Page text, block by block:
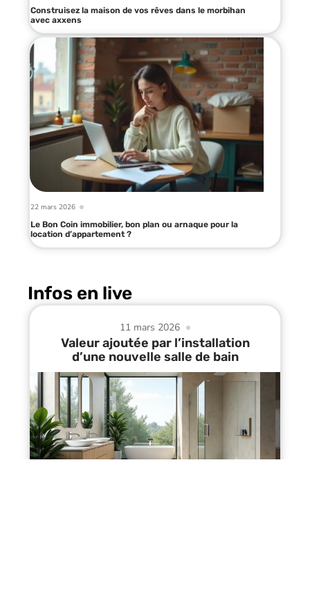
Construisez la maison de vos rêves dans le morbihan
avec axxens
22 mars 2026
Le Bon Coin immobilier, bon plan ou arnaque pour la
location d’appartement ?
Infos en live
11 mars 2026
Valeur ajoutée par l’installation
d’une nouvelle salle de bain